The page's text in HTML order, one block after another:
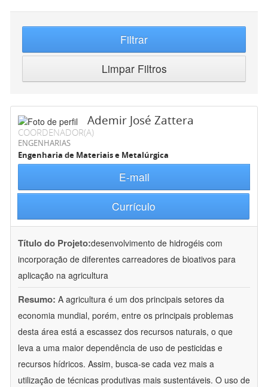
Filtrar
Limpar Filtros
Ademir José Zattera
COORDENADOR(A)
ENGENHARIAS
Engenharia de Materiais e Metalúrgica
E-mail
Currículo
Título do Projeto:desenvolvimento de hidrogéis com
incorporação de diferentes carreadores de bioativos para
aplicação na agricultura
Resumo: A agricultura é um dos principais setores da
economia mundial, porém, entre os principais problemas
desta área está a escassez dos recursos naturais, o que
leva a uma maior dependência de uso de pesticidas e
recursos hídricos. Assim, busca-se cada vez mais a
utilização de técnicas produtivas mais sustentáveis. O uso de